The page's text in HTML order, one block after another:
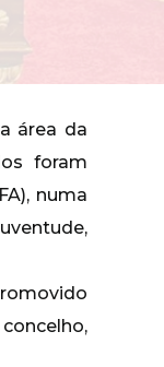
área da
foram
numa